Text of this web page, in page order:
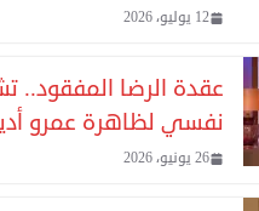
12 يوليو، 2026
عقدة الرضا المفقود..
نفسي لظاهرة عمرو
26 يونيو، 2026